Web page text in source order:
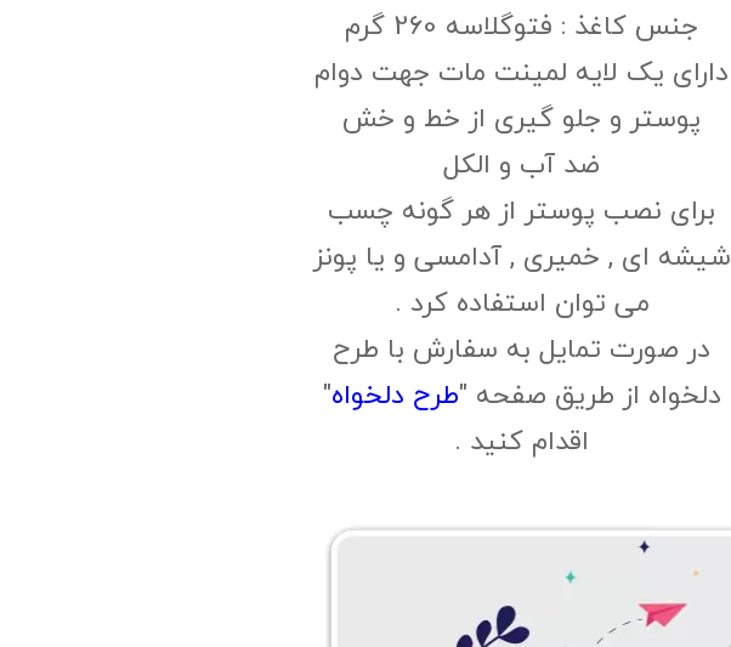
جنس کاغذ :‌ فتوگلاسه 260 گرم
دارای یک لایه لمینت مات جهت دوام
پوستر و جلو گیری از خط و خش
ضد آب و الکل
برای نصب پوستر از هر گونه چسب
شیشه ای , خمیری , آدامسی و یا پونز
می توان استفاده کرد .
در صورت تمایل به سفارش با طرح
دلخواه از طریق صفحه "طرح دلخواه"
اقدام کنید .